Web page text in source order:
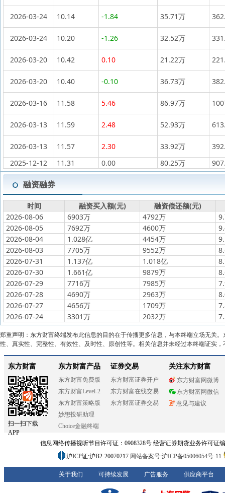
2026-03-24 10.14 -1.84 35.71万
2026-03-24 10.20 -1.26 32.52万
2026-03-20 10.42 0.10 21.22万
2026-03-20 10.40 -0.10 36.73万
2026-03-16 11.58 5.46 86.97万
2026-03-13 11.59 2.48 52.93万
2026-03-13 11.57 2.30 33.92万
2025-12-12
11.31 0.00 80.25万
融资融券
时间 融资买入额(元)
融资偿还额(元)
2026-08-06
6903万 4792万
2026-08-05
7692万 4600万
2026-08-04
1.028亿 4454万
2026-08-03
7705万 9552万
2026-07-31
1.137亿 1.018亿
2026-07-30
1.661亿 9879万
2026-07-29
7716万 7985万
2026-07-28
4690万 2963万
2026-07-27
4656万 1709万
2026-07-24
3301万 2032万
郑重声明：东方财富终端发布此信息的目的在于传播更多信息，与本终端立场无关
性、真实性、完整性、有效性、及时性、原创性等。相关信息并未经过本终端证实